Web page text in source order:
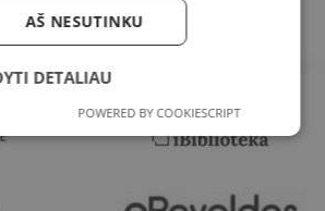
AŠ NESUTINKU
DETALIAU
POWERED BY COOKIESCRIPT